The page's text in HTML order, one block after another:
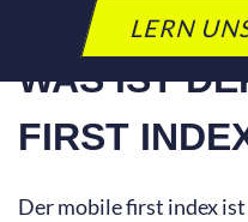
LERN
WAS IST
FIRST
Der mobile first index